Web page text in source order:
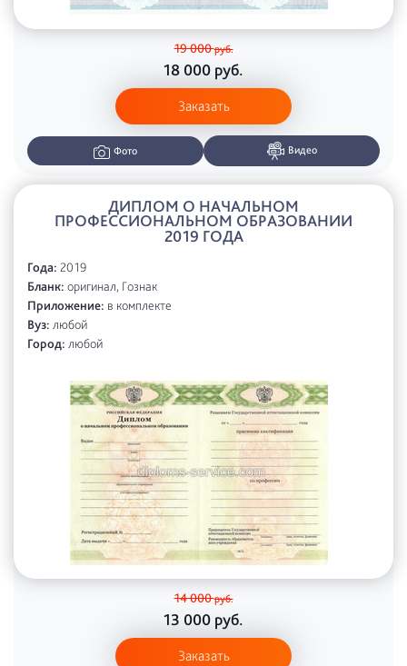
19 000руб.
18 000 руб.
Заказать
Фото Видео
ДИПЛОМ О НАЧАЛЬНОМ
ПРОФЕССИОНАЛЬНОМ ОБРАЗОВАНИИ
2019 ГОДА
Года: 2019
Бланк: оригинал, Гознак
Приложение: в комплекте
Вуз: любой
Город: любой
14 000руб.
13 000 руб.
Заказать